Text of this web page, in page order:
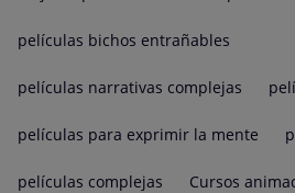
películas bichos entrañables
películas narrativas complejas
películas para exprimir la mente
películas complejas Cursos